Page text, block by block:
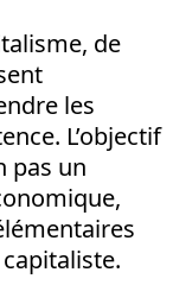
de
les
L’objectif
pas un